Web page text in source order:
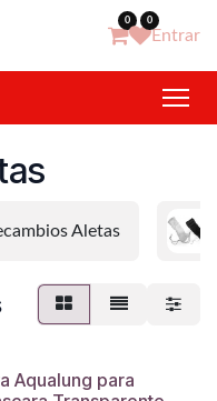
0 0
Entrar
Aletas
Aqualung para